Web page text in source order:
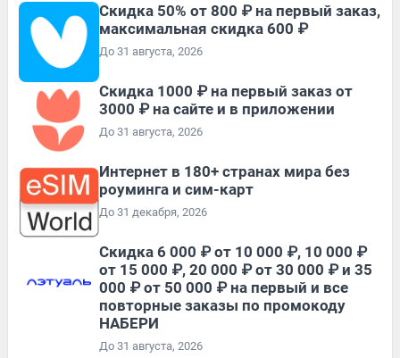
Скидка 50% от 800 ₽ на первый заказ,
максимальная скидка 600 ₽
До 31 августа, 2026
Скидка 1000 ₽ на первый заказ от
3000 ₽ на сайте и в приложении
До 31 августа, 2026
Интернет в 180+ странах мира без
роуминга и сим-карт
До 31 декабря, 2026
Скидка 6 000 ₽ от 10 000 ₽, 10 000 ₽
от 15 000 ₽, 20 000 ₽ от 30 000 ₽ и 35
000 ₽ от 50 000 ₽ на первый и все
повторные заказы по промокоду
НАБЕРИ
До 31 августа, 2026